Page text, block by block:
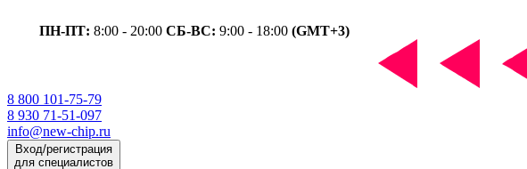
ПН-ПТ: 8:00 - 20:00 СБ-ВС: 9:00 - 18:00 (GMT+3)
8 800 101-75-79
8 930 71-51-097
info@new-chip.ru
Вход/регистрация
для специалистов